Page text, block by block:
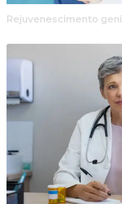
Rejuvenescimento